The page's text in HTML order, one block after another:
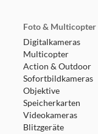
Foto & Multicopter
Digitalkameras
Multicopter
Action & Outdoor
Sofortbildkameras
Objektive
Speicherkarten
Videokameras
Blitzgeräte